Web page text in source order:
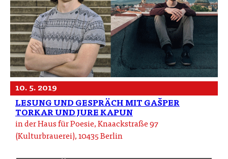
10. 5. 2019
LESUNG UND GESPRÄCH MIT GAŠPER
TORKAR UND JURE KAPUN
in der Haus für Poesie, Knaackstraße 97
(Kulturbrauerei), 10435 Berlin